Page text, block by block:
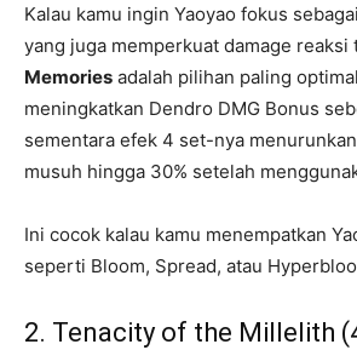
Kalau kamu ingin Yaoyao fokus
yang juga memperkuat damage reaksi
Memories adalah pilihan paling
meningkatkan Dendro DMG Bonus
sementara efek 4 set-nya
musuh hingga 30% setelah
Ini cocok kalau kamu menempatkan
seperti Bloom, Spread, atau
2. Tenacity of the Millelith